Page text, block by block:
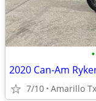
•
2020 Can-Am
7/10 Amarillo Tx